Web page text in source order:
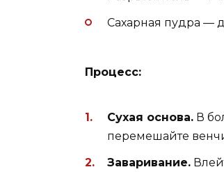
Сахарная пудра —
Процесс:
Сухая основа. В
перемешайте
Заваривание.